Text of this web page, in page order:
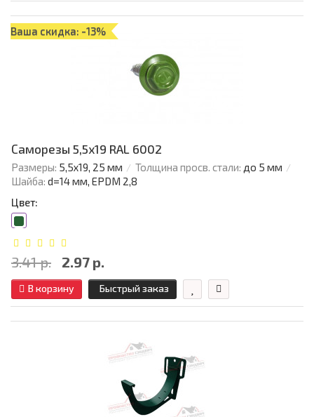
Ваша скидка: -13%
Саморезы 5,5х19 RAL 6002
Размеры: 5,5х19, 25 мм Толщина просв. стали: до 5 мм
Шайба: d=14 мм, EPDM 2,8
Цвет:
3.41 р. 2.97 р.
В корзину Быстрый заказ